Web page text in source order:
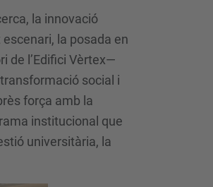
la innovació
la posada en
de l’Edifici Vèrtex—
social i
força amb la
institucional que
universitària, la